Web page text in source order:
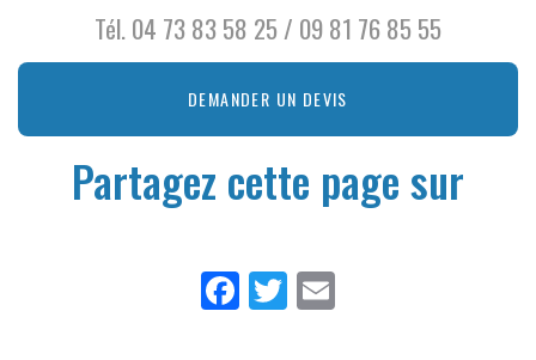
Tél.04 73 83 58 25/ 09 81 76 85 55
DEMANDER UN DEVIS
Partagez cette page sur
Facebook
Twitter